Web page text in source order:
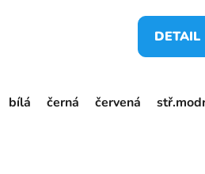
DETAIL
bílá černá červená